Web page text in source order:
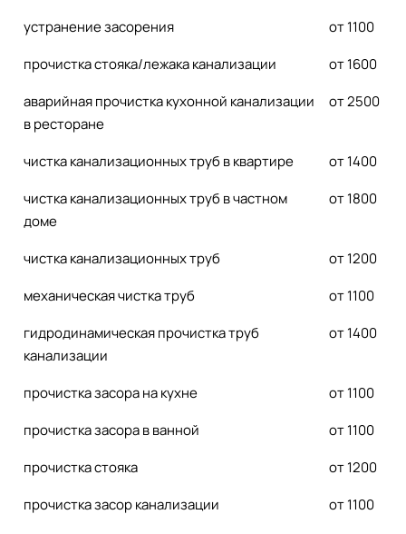
устранение засорения
от 1100
прочистка стояка/лежака канализации
от 1600
аварийная прочистка кухонной канализации
в ресторане
от 2500
чистка канализационных труб в квартире
от 1400
чистка канализационных труб в частном
доме
от 1800
чистка канализационных труб
от 1200
механическая чистка труб
от 1100
гидродинамическая прочистка труб
канализации
от 1400
прочистка засора на кухне
от 1100
прочистка засора в ванной
от 1100
прочистка стояка
от 1200
прочистка засор канализации
от 1100